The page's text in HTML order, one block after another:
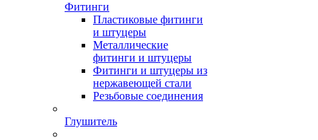
Фитинги
Пластиковые фитинги
и штуцеры
Металлические
фитинги и штуцеры
Фитинги и штуцеры из
нержавеющей стали
Резьбовые соединения
Глушитель